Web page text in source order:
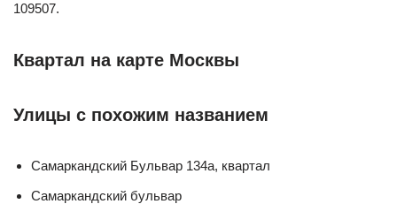
109507.
Квартал на карте Москвы
Улицы с похожим названием
Самаркандский Бульвар 134а, квартал
Самаркандский бульвар